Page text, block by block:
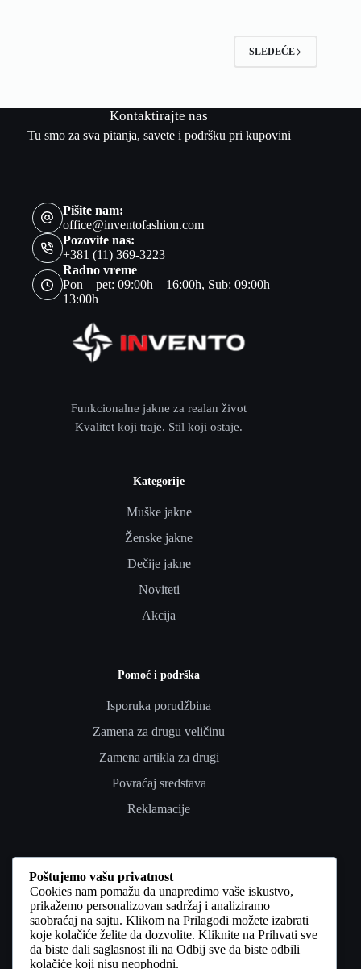
SLEDEĆE
Kontaktirajte nas
Tu smo za sva pitanja, savete i podršku pri kupovini
Pišite nam:
office@inventofashion.com
Pozovite nas:
+381 (11) 369-3223
Radno vreme
Pon – pet: 09:00h – 16:00h, Sub: 09:00h –
13:00h
Funkcionalne jakne za realan život
Kvalitet koji traje. Stil koji ostaje.
Kategorije
Muške jakne
Ženske jakne
Dečije jakne
Noviteti
Akcija
Pomoć i podrška
Isporuka porudžbina
Zamena za drugu veličinu
Zamena artikla za drugi
Povraćaj sredstava
Reklamacije
Poverenje i pravno
Uslovi korišćenja
Politika privatnosti
Politika kolačića
Poštujemo vašu privatnost
Cookies nam pomažu da unapredimo vaše iskustvo,
prikažemo personalizovan sadržaj i analiziramo
saobraćaj na sajtu. Klikom na Prilagodi možete izabrati
koje kolačiće želite da dozvolite. Kliknite na Prihvati sve
da biste dali saglasnost ili na Odbij sve da biste odbili
kolačiće koji nisu neophodni.